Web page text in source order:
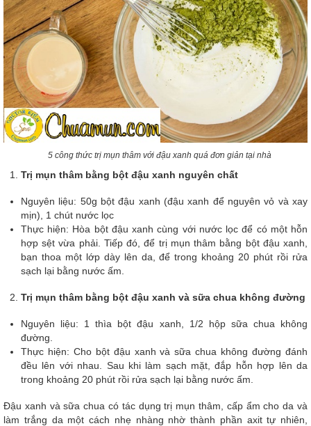
5 công thức trị mụn thâm với đậu xanh quá đơn giản tại nhà
Trị mụn thâm bằng bột đậu xanh nguyên chất
Nguyên liệu: 50g bột đậu xanh (đậu xanh để nguyên vỏ và xay
mịn), 1 chút nước lọc
Thực hiện: Hòa bột đậu xanh cùng với nước lọc để có một hỗn
hợp sệt vừa phải. Tiếp đó, để trị mụn thâm bằng bột đậu xanh,
bạn thoa một lớp dày lên da, để trong khoảng 20 phút rồi rửa
sạch lại bằng nước ấm.
Trị mụn thâm bằng bột đậu xanh và sữa chua không đường
Nguyên liệu: 1 thìa bột đậu xanh, 1/2 hộp sữa chua không
đường.
Thực hiện: Cho bột đậu xanh và sữa chua không đường đánh
đều lên với nhau. Sau khi làm sạch mặt, đắp hỗn hợp lên da
trong khoảng 20 phút rồi rửa sạch lại bằng nước ấm.
Đậu xanh và sữa chua có tác dụng trị mụn thâm, cấp ẩm cho da và
làm trắng da một cách nhẹ nhàng nhờ thành phần axit tự nhiên,